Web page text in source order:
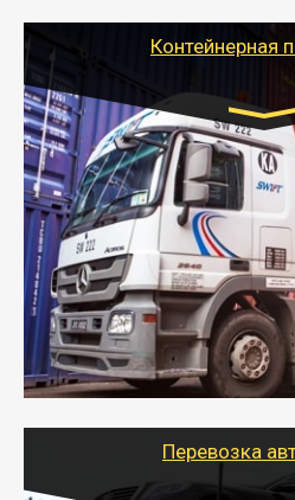
Контейнерная
Цена за км.
- Контейнерные
оборудованном транспорте
безопасно.
- Наша транспортная
организовать доставку в
стандартных контейнеров на
шаландах и площадках
используя надежные
Перевозка